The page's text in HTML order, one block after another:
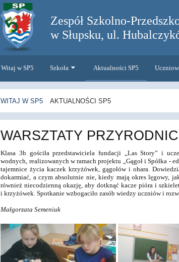
Zespół Szkolno-
w Słupsku, ul.
Witaj w SP5 Szkoła Aktualności SP5
WITAJ W SP5 AKTUALNOŚCI SP5
Aktualności
SP5
WARSZTATY
Klasa 3b gościła przedstawiciela fundacji „Las Story” i
wodnych, realizowanych w ramach projektu „Gągoł i Spółka -
tajemnice życia kaczek krzyżówek, gągołów i ohara.
dokarmiać, a czym absolutnie nie, kiedy mają okres lęgowy,
również niecodzienną okazję, aby dotknąć kacze pióra i
i krzyżówek. Spotkanie wzbogaciło zasób wiedzy uczniów i
Małgorzata Semeniuk